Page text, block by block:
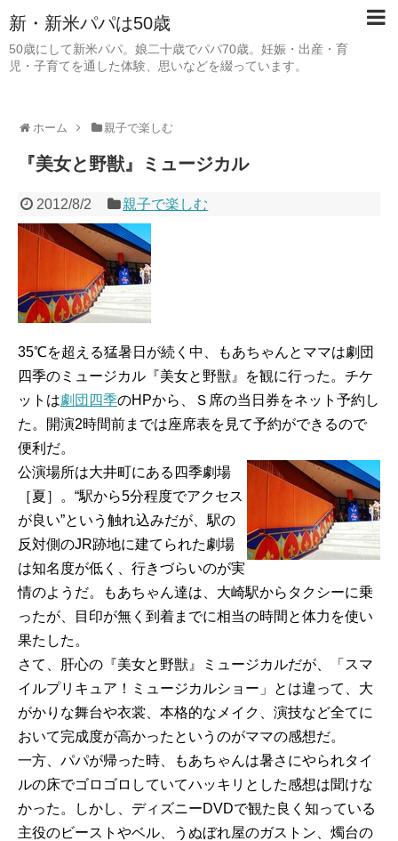
新・新米パパは50歳
50歳にして新米パパ。娘二十歳でパパ70歳。妊娠・出産・育
児・子育てを通した体験、思いなどを綴っています。
ホーム 親子で楽しむ
『美女と野獣』ミュージカル
2012/8/2 親子で楽しむ
35℃を超える猛暑日が続く中、もあちゃんとママは劇団
四季のミュージカル『美女と野獣』を観に行った。チケ
ットは劇団四季のHPから、Ｓ席の当日券をネット予約し
た。開演2時間前までは座席表を見て予約ができるので
便利だ。
公演場所は大井町にある四季劇場
［夏］。“駅から5分程度でアクセス
が良い”という触れ込みだが、駅の
反対側のJR跡地に建てられた劇場
は知名度が低く、行きづらいのが実
情のようだ。もあちゃん達は、大崎駅からタクシーに乗
ったが、目印が無く到着までに相当の時間と体力を使い
果たした。
さて、肝心の『美女と野獣』ミュージカルだが、「スマ
イルプリキュア！ミュージカルショー」とは違って、大
がかりな舞台や衣裳、本格的なメイク、演技など全てに
おいて完成度が高かったというのがママの感想だ。
一方、パパが帰った時、もあちゃんは暑さにやられタイ
ルの床でゴロゴロしていてハッキリとした感想は聞けな
かった。しかし、ディズニーDVDで観た良く知っている
主役のビーストやベル、うぬぼれ屋のガストン、燭台の